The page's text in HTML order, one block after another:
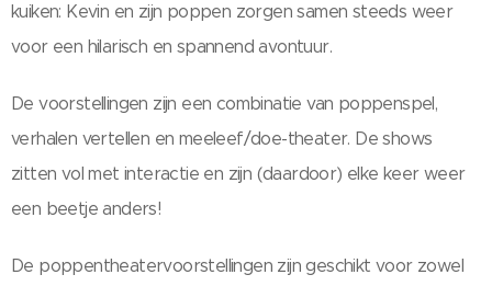
kuiken: Kevin en zijn poppen zorgen samen steeds weer
voor een hilarisch en spannend avontuur.
De voorstellingen zijn een combinatie van poppenspel,
verhalen vertellen en meeleef/doe-theater. De shows
zitten vol met interactie en zijn (daardoor) elke keer weer
een beetje anders!
De poppentheatervoorstellingen zijn geschikt voor zowel